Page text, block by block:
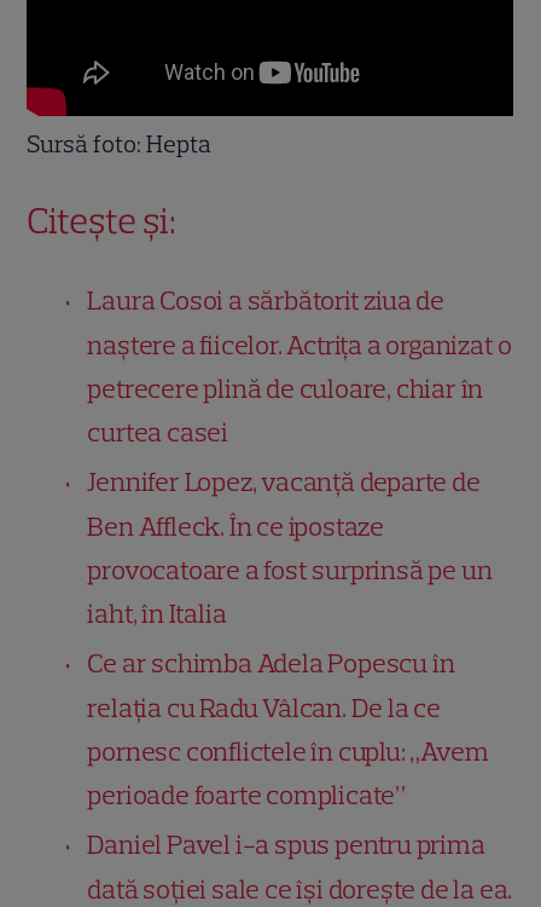
Sursă foto: Hepta
Citește și:
Laura Cosoi a sărbătorit ziua de
naștere a fiicelor. Actrița a organizat o
petrecere plină de culoare, chiar în
curtea casei
Jennifer Lopez, vacanță departe de
Ben Affleck. În ce ipostaze
provocatoare a fost surprinsă pe un
iaht, în Italia
Ce ar schimba Adela Popescu în
relația cu Radu Vâlcan. De la ce
pornesc conflictele în cuplu: „Avem
perioade foarte complicate”
Daniel Pavel i-a spus pentru prima
dată soției sale ce își dorește de la ea.